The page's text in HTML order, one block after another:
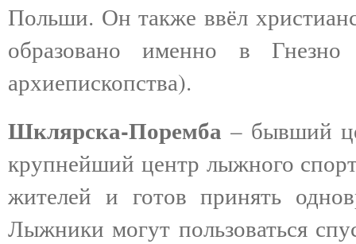
Польши. Он также ввёл
образовано именно в
архиепископства).
Шклярска-Поремба – бывший
крупнейший центр лыжного
жителей и готов принять
Лыжники могут пользоваться